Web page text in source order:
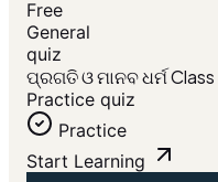
Free
General
quiz
ପ୍ରଗତି ଓ ମାନବ ଧର୍ମ
Practice quiz
Practice
Start Learning